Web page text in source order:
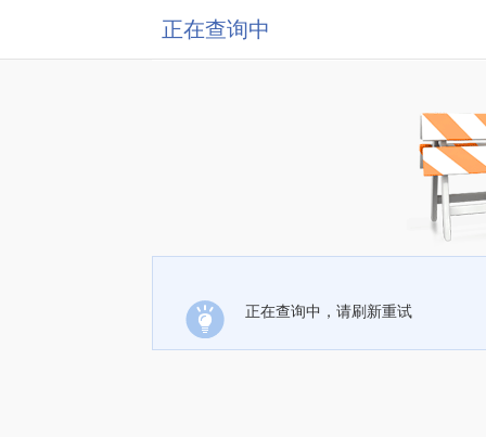
正在查询中
正在查询中，请刷新重试